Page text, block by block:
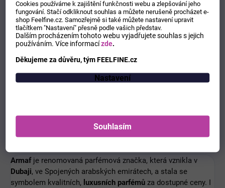
Cookies používáme k zajištění funkčnosti webu a zlepšování jeho
fungování. Stačí odkliknout souhlas a můžete nerušeně procházet e-
shop Feelfine.cz. Samozřejmě si také můžete nastavení upravit
tlačítkem "Nastavení" přesně podle vašich představ.
Dalším procházením tohoto webu vyjadřujete souhlas s jejich
používáním.Více informacízde.
Děkujeme za důvěru, tým FEELFINE.cz
Nastavení
Souhlasím
Typ produktu: parfémovaná voda
Určení: pro ženy
Velikost:
Pouze registrovaní uživatelé mohou vkládat příspěvky. Prosím
registrujte.
Armafje renomovaná parfémová značka, která vznikla v
Dubaji, ve Spojených arabských emirátech, a stala se
symbolem kvalitních, luxusních parfémů za dostupné ceny. I